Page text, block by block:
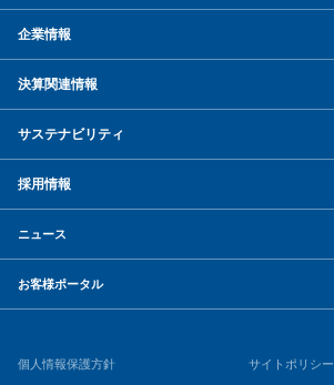
企業情報
決算関連情報
サステナビリティ
採用情報
ニュース
お客様ポータル
個人情報保護方針 サイトポリシー